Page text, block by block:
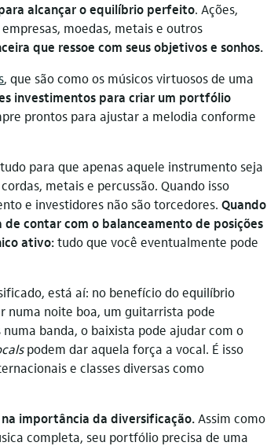
alcançar o equilíbrio perfeito. Ações,
moedas, metais e outros
que ressoe com seus objetivos e sonhos.
, que são como os músicos virtuosos de uma
investimentos para criar um portfólio
prontos para ajustar a melodia conforme
para que apenas aquele instrumento seja
metais e percussão. Quando isso
e investidores não são torcedores. Quando
contar com o balanceamento de posições
ativo:tudo que você eventualmente pode
está aí: no benefício do equilíbrio
numa noite boa, um guitarrista pode
banda, o baixista pode ajudar com o
podem dar aquela força a vocal. É isso
e classes diversas como
na importância da diversificação. Assim como
completa, seu portfólio precisa de uma